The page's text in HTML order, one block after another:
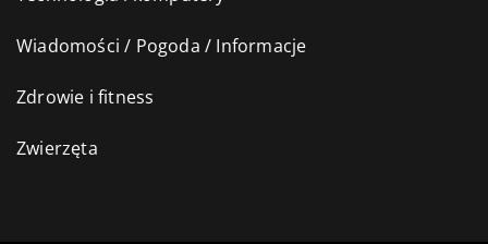
Wiadomości / Pogoda / Informacje
Zdrowie i fitness
Zwierzęta